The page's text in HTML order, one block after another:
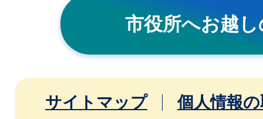
市役所へお越
サイトマップ
個人情報